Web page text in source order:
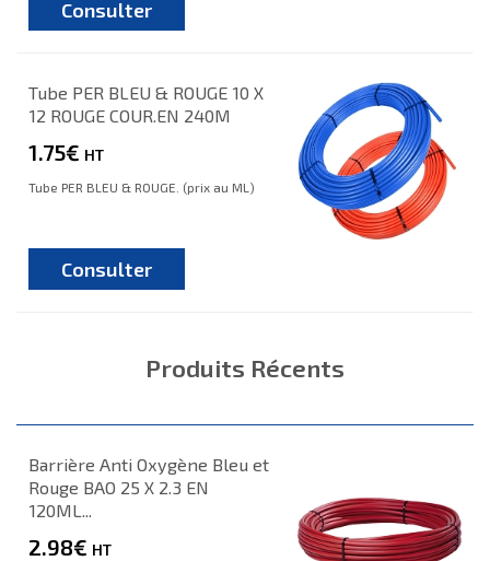
Consulter
Tube PER BLEU & ROUGE 10 X
12 ROUGE COUR.EN 240M
1.75€ HT
Tube PER BLEU & ROUGE. (prix au ML)
Consulter
Produits Récents
Barrière Anti Oxygène Bleu et
Rouge BAO 25 X 2.3 EN
120ML...
2.98€ HT